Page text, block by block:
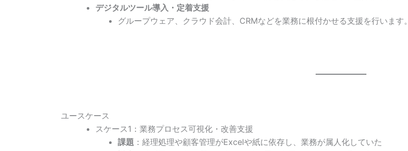
デジタルツール導入・定着支援
グループウェア、クラウド会計、CRMなどを業務に根付かせる支援を行います。
ユースケース
スケース1：業務プロセス可視化・改善支援
課題 ：経理処理や顧客管理がExcelや紙に依存し、業務が属人化していた